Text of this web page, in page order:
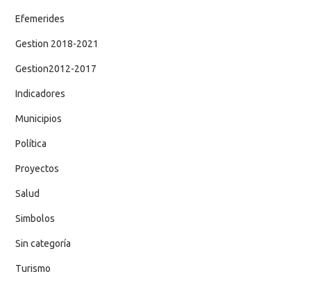
Efemerides
Gestion 2018-2021
Gestion2012-2017
Indicadores
Municipios
Política
Proyectos
Salud
Simbolos
Sin categoría
Turismo